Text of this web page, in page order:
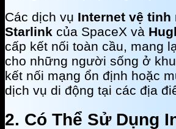
Các dịch vụ Internet vệ tinh
Starlink của SpaceX và
cấp kết nối toàn cầu, mang
cho những người sống ở
kết nối mạng ổn định hoặc
dịch vụ di động tại các địa
2. Có Thể Sử Dụng